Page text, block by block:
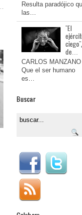
Resulta paradójico
las…
"El
de…
CARLOS MANZANO
Que el ser humano
es…
Buscar